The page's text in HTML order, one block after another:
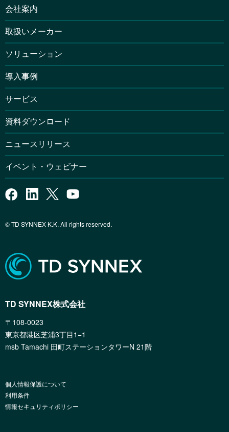
会社案内
取扱いメーカー
ソリューション
導入事例
サービス
資料ダウンロード
ニュースリリース
イベント・ウェビナー
© TD SYNNEX K.K. All rights reserved.
TD SYNNEX株式会社
〒108-0023
東京都港区芝浦3丁目1−1
msb Tamachi 田町ステーションタワーN 21階
個人情報保護について
利用条件
情報セキュリティポリシー